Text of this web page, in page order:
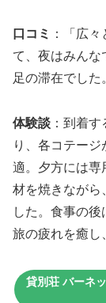
口コミ
：「広
て、夜はみんな
足の滞在でした
体験談 ：到着
り、各コテー
適。夕方には専
材を焼きながら
した。食事の
旅の疲れを癒し
貸別荘 バーネ